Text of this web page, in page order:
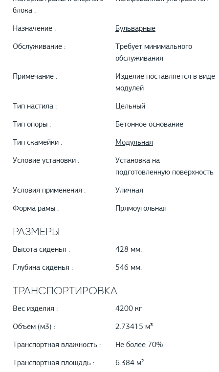
блока :
Назначение : Бульварные
Обслуживание :
Требует минимального
обслуживания
Примечание :
Изделие поставляется в виде
модулей
Тип настила : Цельный
Тип опоры : Бетонное основание
Тип скамейки : Модульная
Условие установки :
Установка на
подготовленную поверхность
Условия применения : Уличная
Форма рамы : Прямоугольная
РАЗМЕРЫ
Высота сиденья : 428 мм.
Глубина сиденья : 546 мм.
ТРАНСПОРТИРОВКА
Вес изделия : 4200 кг
Объем (м3) : 2.73415 м³
Транспортная влажность : Не более 70%
Транспортная площадь : 6.384 м²